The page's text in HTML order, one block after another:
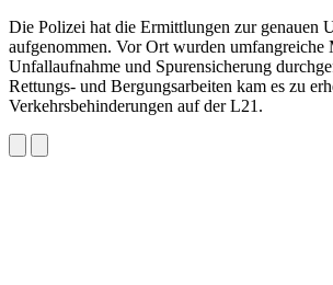
Die Polizei hat die Ermittlungen zur genauen
aufgenommen. Vor Ort wurden umfangreiche
Unfallaufnahme und Spurensicherung
Rettungs- und Bergungsarbeiten kam es zu
Verkehrsbehinderungen auf der L21.